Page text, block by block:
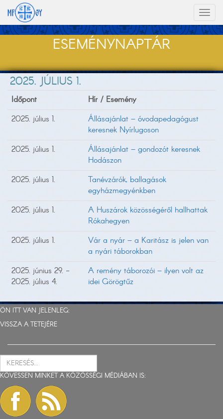
ESEMÉNYNAPTÁR
2025. JÚLIUS 1.
Időpont
Hír / Esemény
2025. július 1.
Állásajánlat – óvodapedagógust
keresnek Nyírlugoson
2025. július 1.
Állásajánlat – gondozót keresnek
Hodászon
2025. július 1.
Tanévzárók, ballagások
egyházmegyénkben
2025. július 1.
A Huszárok közösségéről hallhattak
Rókahegyen
2025. július 1.
Vár a nyár – a Karitász is jelen van
a nyári táborokban
2025. június 29. -
2025. július 4.
A remény táborozói – ilyen volt az
idei Görögtűz
ÖN ITT VAN JELENLEG:
VISSZA A TETEJÉRE
KÖVESSEN MINKET A KÖZÖSSÉGI MÉDIÁBAN IS: